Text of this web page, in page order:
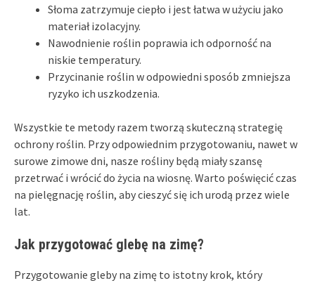
Słoma zatrzymuje ciepło i jest łatwa w użyciu jako
materiał izolacyjny.
Nawodnienie roślin poprawia ich odporność na
niskie temperatury.
Przycinanie roślin w odpowiedni sposób zmniejsza
ryzyko ich uszkodzenia.
Wszystkie te metody razem tworzą skuteczną strategię
ochrony roślin. Przy odpowiednim przygotowaniu, nawet w
surowe zimowe dni, nasze rośliny będą miały szansę
przetrwać i wrócić do życia na wiosnę. Warto poświęcić czas
na pielęgnację roślin, aby cieszyć się ich urodą przez wiele
lat.
Jak przygotować glebę na zimę?
Przygotowanie gleby na zimę to istotny krok, który